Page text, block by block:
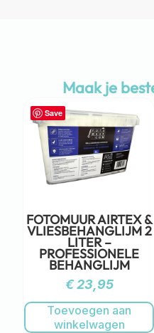
Maak je
Save
FOTOMUUR AIRTEX &
VLIESBEHANGLIJM 2
LITER –
PROFESSIONELE
BEHANGLIJM
€23,95
Toevoegen aan
winkelwagen